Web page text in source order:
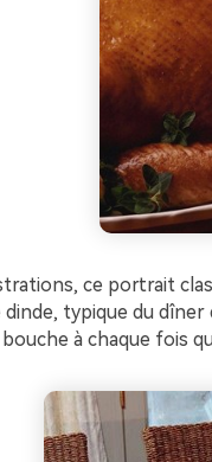
ce portrait
typique du dîner
à chaque fois